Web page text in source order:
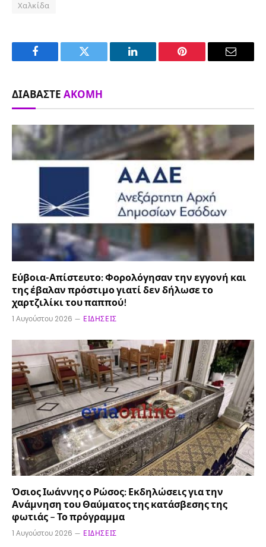
Χαλκίδα
Facebook Twitter LinkedIn Pinterest Email
ΔΙΑΒΆΣΤΕ ΑΚΌΜΗ
Εύβοια-Απίστευτο: Φορολόγησαν την εγγονή και
της έβαλαν πρόστιμο γιατί δεν δήλωσε το
χαρτζιλίκι του παππού!
1 Αυγούστου 2026 ΕΙΔΉΣΕΙΣ
Όσιος Ιωάννης ο Ρώσος: Εκδηλώσεις για την
Ανάμνηση του Θαύματος της κατάσβεσης της
φωτιάς – Το πρόγραμμα
1 Αυγούστου 2026 ΕΙΔΉΣΕΙΣ